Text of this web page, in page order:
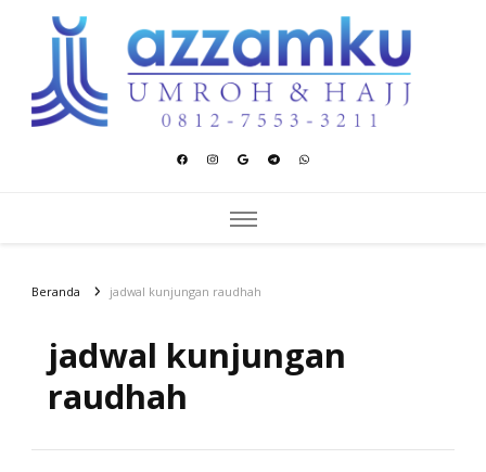
Azzamku Umroh dan Hajj
Beranda jadwal kunjungan raudhah
jadwal kunjungan
raudhah